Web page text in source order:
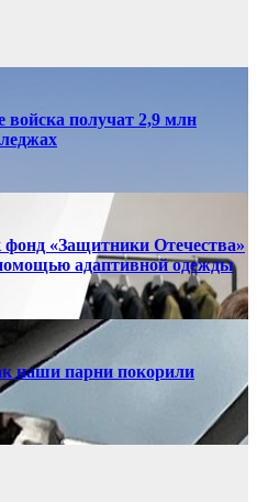
войска получат 2,9 млн
«Защитники Отечества»
адаптивной одежды
наши парни покорили